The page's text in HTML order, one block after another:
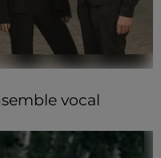
vocal